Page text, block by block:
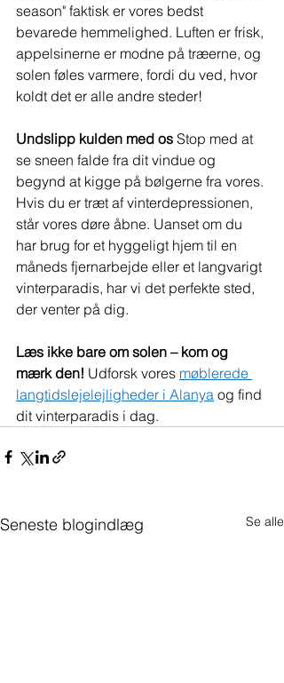
season" faktisk er vores bedst
bevarede hemmelighed. Luften er frisk,
appelsinerne er modne på træerne, og
solen føles varmere, fordi du ved, hvor
koldt det er alle andre steder!
Undslipp kulden med os Stop med at
se sneen falde fra dit vindue og
begynd at kigge på bølgerne fra vores.
Hvis du er træt af vinterdepressionen,
står vores døre åbne. Uanset om du
har brug for et hyggeligt hjem til en
måneds fjernarbejde eller et langvarigt
vinterparadis, har vi det perfekte sted,
der venter på dig.
Læs ikke bare om solen – kom og
mærk den! Udforsk vores møblerede
langtidslejelejligheder i Alanya og find
dit vinterparadis i dag.
Seneste blogindlæg Se alle